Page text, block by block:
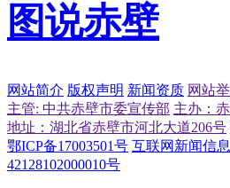
图说赤壁
网站简介 版权声明 新闻资质 网站
主管: 中共赤壁市委宣传部 主办：
地址：湖北省赤壁市河北大道206号
鄂ICP备17003501号 互联网新闻信
42128102000010号